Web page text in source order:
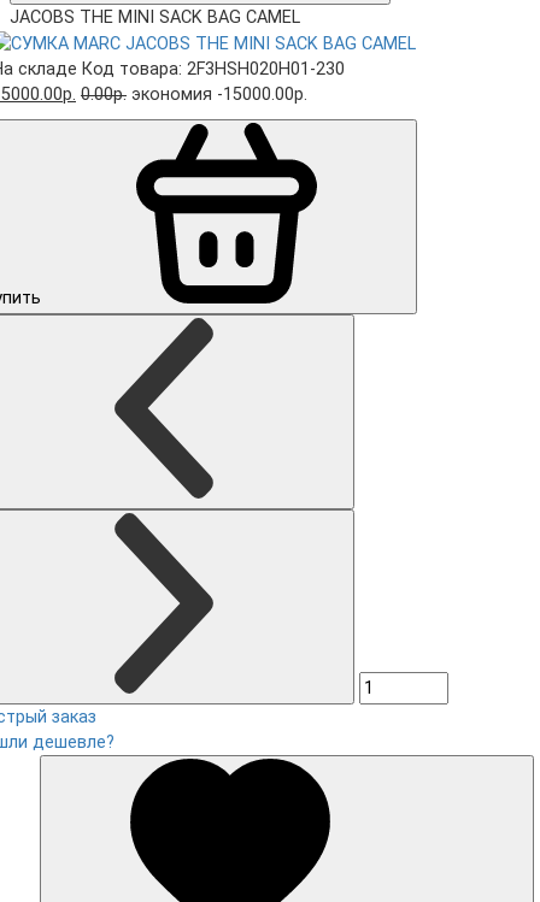
JACOBS THE MINI SACK BAG CAMEL
складе Код товара: 2F3HSH020H01-230
0.00р. экономия -15000.00р.
заказ
дешевле?